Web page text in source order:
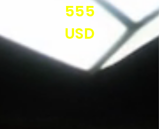
555
USD